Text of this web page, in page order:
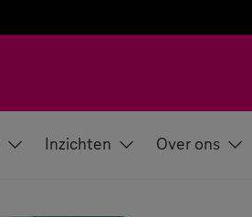
Inzichten Over ons